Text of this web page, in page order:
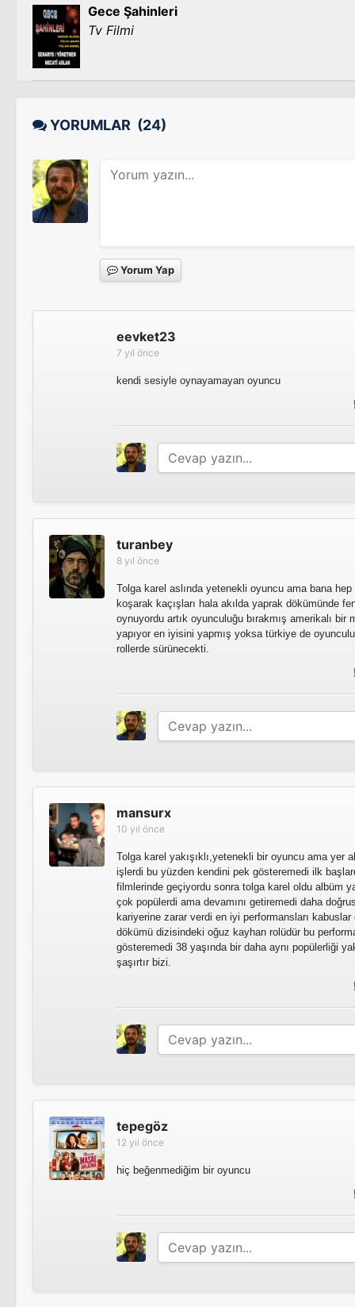
Gece Şahinleri
Tv Filmi
YORUMLAR (24)
Yorum Yap
eevket23
7 yıl önce
kendi sesiyle oynayamayan oyuncu
turanbey
8 yıl önce
Tolga karel aslında yetenekli oyuncu ama bana
koşarak kaçışları hala akılda yaprak dökümünde
oynuyordu artık oyunculuğu bırakmış amerikalı
yapıyor en iyisini yapmış yoksa türkiye de
rollerde sürünecekti.
mansurx
10 yıl önce
Tolga karel yakışıklı,yetenekli bir oyuncu ama yer
işlerdi bu yüzden kendini pek gösteremedi ilk
filmlerinde geçiyordu sonra tolga karel oldu albüm
çok popülerdi ama devamını getiremedi daha
kariyerine zarar verdi en iyi performansları
dökümü dizisindeki oğuz kayhan rolüdür bu
gösteremedi 38 yaşında bir daha aynı popülerliği
şaşırtır bizi.
tepegöz
12 yıl önce
hiç beğenmediğim bir oyuncu